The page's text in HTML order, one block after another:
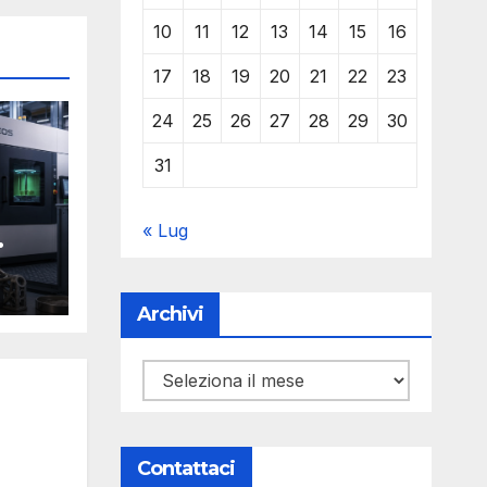
10 11 12 13 14 15 16
17 18 19 20 21 22 23
24 25 26 27 28 29 30
31
« Lug
Archivi
Archivi
Contattaci